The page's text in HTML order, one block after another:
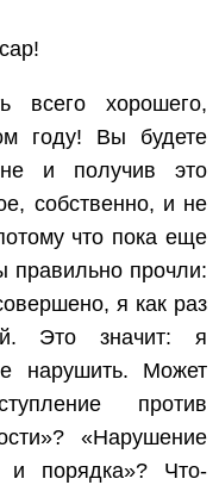
всего хорошего,
году! Вы будете
и получив это
собственно, и не
что пока еще
правильно прочли:
я как раз
Это значит: я
нарушить. Может
против
«Нарушение
и порядка»? Что-